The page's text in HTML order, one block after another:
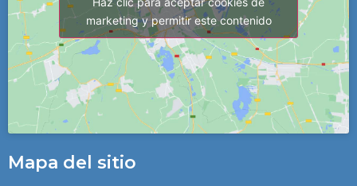
marketing y permitir este contenido
Mapa del sitio